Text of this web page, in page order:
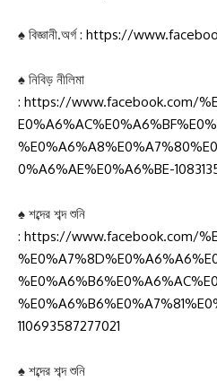
♠ বিজ্ঞানী.অর্গ : https://
♠ নিবিড় নীলিমা
: https://www.facebook.com/
0%A6%AE%E0%A6%BE-
♠ শব্দের শব্দ শুনি
: https://www.facebook.com/
110693587277021
♠ শব্দের শব্দ শুনি